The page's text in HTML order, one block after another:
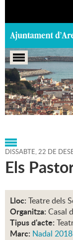
Portada > Agenda
2018
DISSABTE,22 DE
Els
Lloc: Teatre dels
Organitza: Casal
Tipus d'acte:
Marc: Nadal 2018